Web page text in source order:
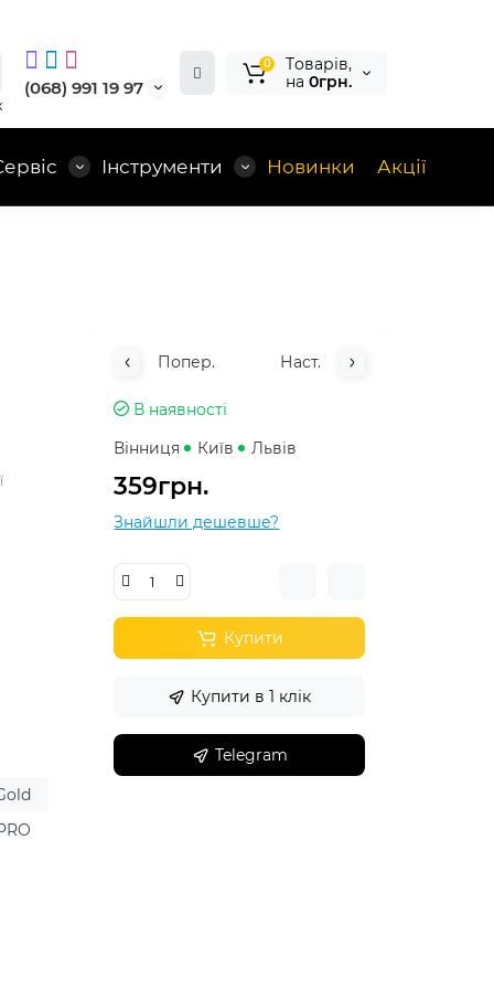
(068) 991 19 97
0
Tоварів,
на 0грн.
Інструменти Новинки Акції
Попер. Наст.
В наявності
Вінниця
Київ Львів
359грн.
Знайшли дешевше?
Купити
Купити в 1 клік
Telegram